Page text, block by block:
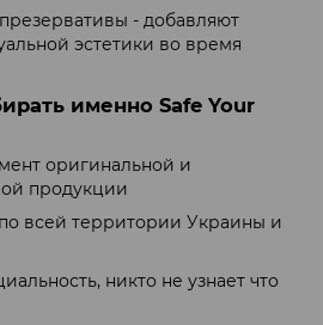
- добавляют
эстетики во время
именно Safe Your
оригинальной и
продукции
всей территории Украины и
никто не узнает что